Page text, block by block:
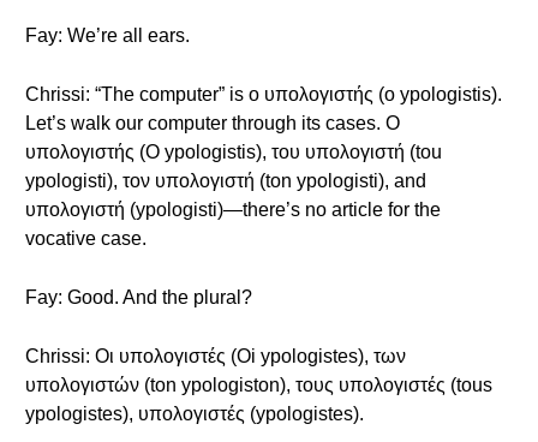
Fay: We’re all ears.
Chrissi: “The computer” is ο υπολογιστής (o ypologistis).
Let’s walk our computer through its cases. Ο
υπολογιστής (O ypologistis), του υπολογιστή (tou
ypologisti), τον υπολογιστή (ton ypologisti), and
υπολογιστή (ypologisti)—there’s no article for the
vocative case.
Fay: Good. And the plural?
Chrissi: Οι υπολογιστές (Oi ypologistes), των
υπολογιστών (ton ypologiston), τους υπολογιστές (tous
ypologistes), υπολογιστές (ypologistes).